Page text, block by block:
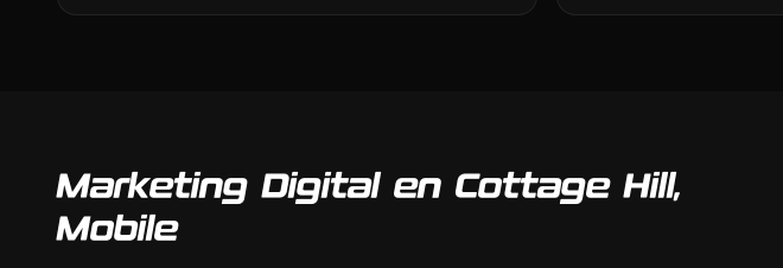
Marketing Digital en Cottage Hill,
Mobile